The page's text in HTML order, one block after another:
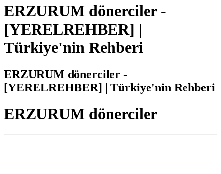
ERZURUM dönerciler -
[YERELREHBER] |
Türkiye'nin Rehberi
ERZURUM dönerciler -
[YERELREHBER] | Türkiye'nin Rehberi
ERZURUM dönerciler